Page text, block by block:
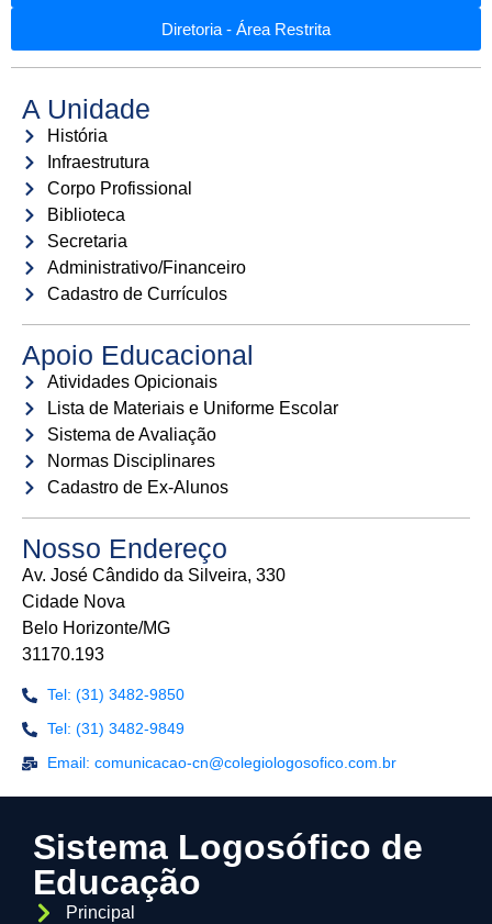
Diretoria - Área Restrita
A Unidade
História
Infraestrutura
Corpo Profissional
Biblioteca
Secretaria
Administrativo/Financeiro
Cadastro de Currículos
Apoio Educacional
Atividades Opicionais
Lista de Materiais e Uniforme Escolar
Sistema de Avaliação
Normas Disciplinares
Cadastro de Ex-Alunos
Nosso Endereço
Av. José Cândido da Silveira, 330
Cidade Nova
Belo Horizonte/MG
31170.193
Tel: (31) 3482-9850
Tel: (31) 3482-9849
Email: comunicacao-cn@colegiologosofico.com.br
Sistema Logosófico de
Educação
Principal